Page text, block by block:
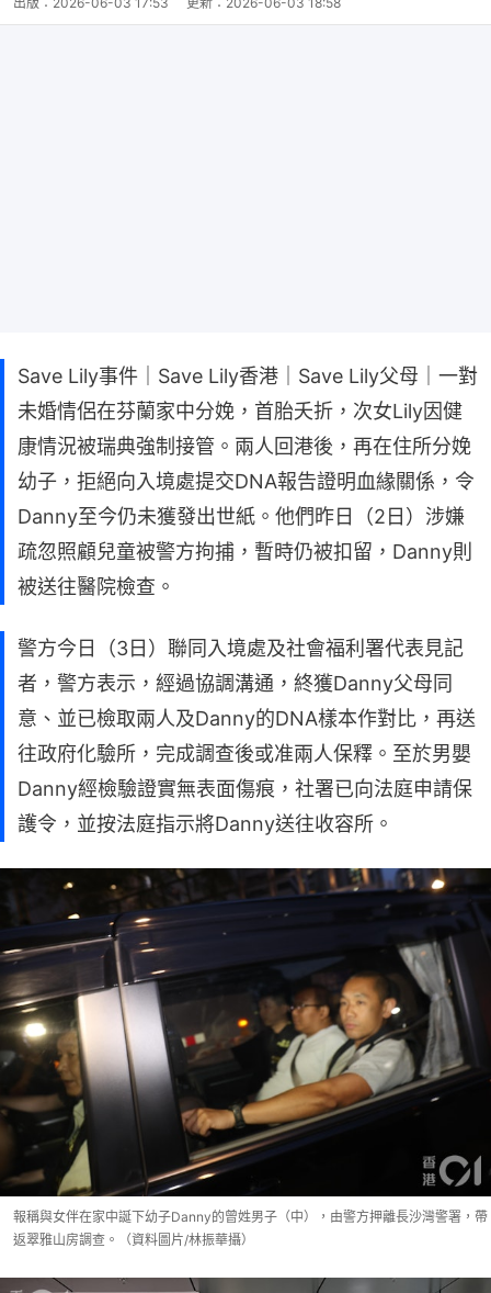
Save Lily事件｜Save Lily香港｜Save Lily父母｜一對
未婚情侶在芬蘭家中分娩，首胎夭折，次女Lily因健
康情況被瑞典強制接管。兩人回港後，再在住所分娩
幼子，拒絕向入境處提交DNA報告證明血緣關係，令
Danny至今仍未獲發出世紙。他們昨日（2日）涉嫌
疏忽照顧兒童被警方拘捕，暫時仍被扣留，Danny則
被送往醫院檢查。
警方今日（3日）聯同入境處及社會福利署代表見記
者，警方表示，經過協調溝通，終獲Danny父母同
意、並已檢取兩人及Danny的DNA樣本作對比，再送
往政府化驗所，完成調查後或准兩人保釋。至於男嬰
Danny經檢驗證實無表面傷痕，社署已向法庭申請保
護令，並按法庭指示將Danny送往收容所。
報稱與女伴在家中誕下幼子Danny的曾姓男子（中），由警方押離長沙灣警署，帶
返翠雅山房調查。（資料圖片/林振華攝）